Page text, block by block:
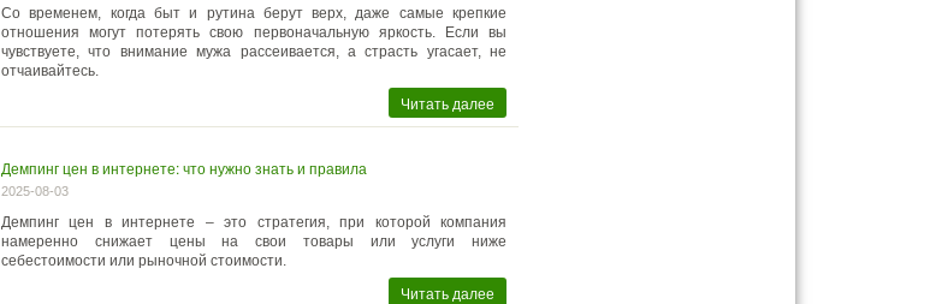
Со временем, когда быт и рутина берут верх, даже самые крепкие
отношения могут потерять свою первоначальную яркость. Если вы
чувствуете, что внимание мужа рассеивается, а страсть угасает, не
отчаивайтесь.
Читать далее
Демпинг цен в интернете: что нужно знать и правила
2025-08-03
Демпинг цен в интернете – это стратегия, при которой компания
намеренно снижает цены на свои товары или услуги ниже
себестоимости или рыночной стоимости.
Читать далее